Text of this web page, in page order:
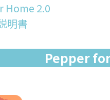
Home 2.0
明書
Pepper